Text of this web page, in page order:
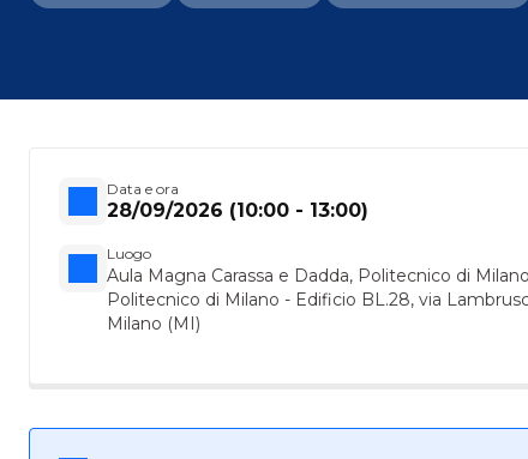
Data e ora
28/09/2026 (10:00 - 13:00)
Luogo
Aula Magna Carassa e Dadda, Politecnico di Milano
Politecnico di Milano - Edificio BL.28, via
Milano (MI)